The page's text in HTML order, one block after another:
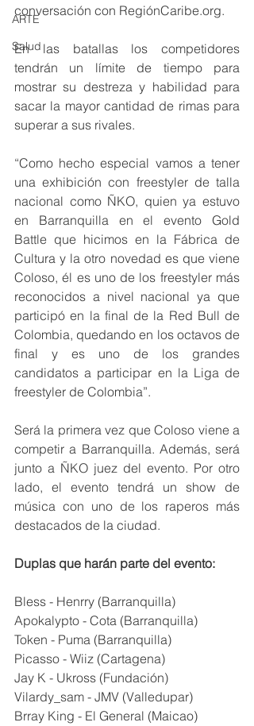
ARTE
Salud
conversación con RegiónCaribe.org.
En las batallas los competidores
tendrán un límite de tiempo para
mostrar su destreza y habilidad para
sacar la mayor cantidad de rimas para
superar a sus rivales.
“Como hecho especial vamos a tener
una exhibición con freestyler de talla
nacional como ÑKO, quien ya estuvo
en Barranquilla en el evento Gold
Battle que hicimos en la Fábrica de
Cultura y la otro novedad es que viene
Coloso, él es uno de los freestyler más
reconocidos a nivel nacional ya que
participó en la final de la Red Bull de
Colombia, quedando en los octavos de
final y es uno de los grandes
candidatos a participar en la Liga de
freestyler de Colombia”.
Será la primera vez que Coloso viene a
competir a Barranquilla. Además, será
junto a ÑKO juez del evento. Por otro
lado, el evento tendrá un show de
música con uno de los raperos más
destacados de la ciudad.
Duplas que harán parte del evento:
Bless - Henrry (Barranquilla)
Apokalypto - Cota (Barranquilla)
Token - Puma (Barranquilla)
Picasso - Wiiz (Cartagena)
Jay K - Ukross (Fundación)
Vilardy_sam - JMV (Valledupar)
Brray King - El General (Maicao)